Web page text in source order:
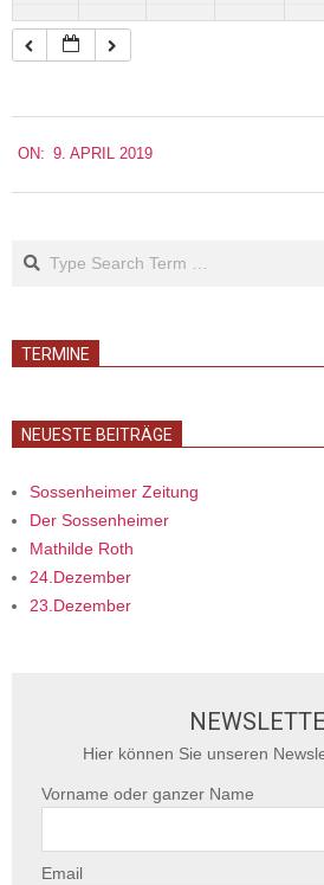
04-
09
ON: 9. APRIL 2019
TERMINE
NEUESTE BEITRÄGE
Sossenheimer Zeitung
Der Sossenheimer
Mathilde Roth
24.Dezember
23.Dezember
Hier können Sie unseren
Vorname oder ganzer Name
Email